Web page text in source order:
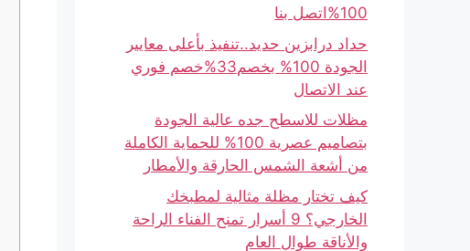
100%اتصل بنا
حداد درابزين حديد..تنفيذ بأعلى معايير
الجودة 100% بخصم33%خصم فوري
عند الاتصال
مظلات للاسطح جده عالية الجودة
بتصاميم عصرية 100% للحماية الكاملة
من أشعة الشمس الحارقة والأمطار
كيف تختار مظلة مثالية لمطبخك
الخارجي؟ 9 أسرار تمنح الفناء الراحة
والأناقة طوال العام